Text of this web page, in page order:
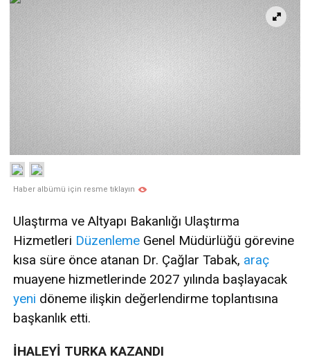
Haber albümü için resme tıklayın
Ulaştırma ve Altyapı Bakanlığı Ulaştırma
Hizmetleri Düzenleme Genel Müdürlüğü görevine
kısa süre önce atanan Dr. Çağlar Tabak, araç
muayene hizmetlerinde 2027 yılında başlayacak
yeni döneme ilişkin değerlendirme toplantısına
başkanlık etti.
İHALEYİ TURKA KAZANDI